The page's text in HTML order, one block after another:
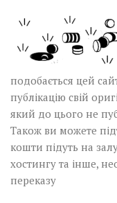
подобається цей
публікацію свій
який до цього не
Також ви можете
кошти підуть на
хостингу та інше,
переказу